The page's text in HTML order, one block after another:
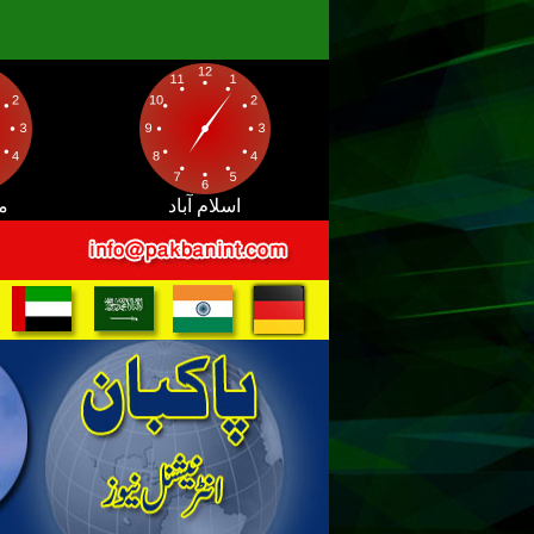
اسلام آباد